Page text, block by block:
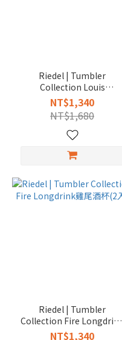
Riedel | Tumbler
Collection Louis
Longdrink雞尾酒杯(2入)
NT$1,340
NT$1,680
Riedel | Tumbler
Collection Fire Longdrink
雞尾酒杯(2入)
NT$1,340